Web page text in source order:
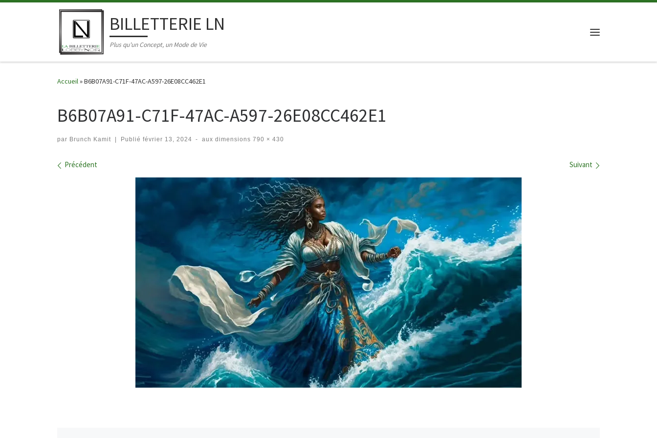
Skip to content BILLETTERIE LN
Plus qu'un Concept, un Mode de Vie
Accueil»B6B07A91-C71F-47AC-A597-26E08CC462E1
B6B07A91-C71F-47AC-A597-26E08CC462E1
par Brunch Kamit Publié février 13, 2024 - aux dimensions 790 × 430
Navigation dans les images
Précédent Suivant